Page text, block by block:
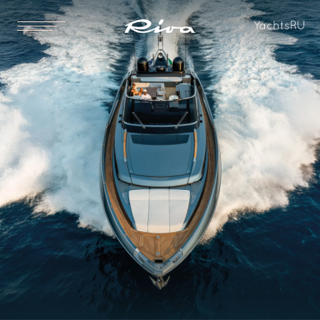
YachtsRU
Габаритная длина
23.32 [m]
76 ft 6 in
Длина корпуса
22.49 [m]
73 ft 9 in
Длина по ватерлинии
19.56 [m]
64 ft 2 in
Габаритная ширина
5.68 [m]
18 ft 8 in
Осадка
1.95 [m]
6 ft 5 in
Водоизмещение без загрузки
49500 [kg]
109,129 [lbs]
Водоизмещение с полной
загрузкой
Топливо
5600 [l]